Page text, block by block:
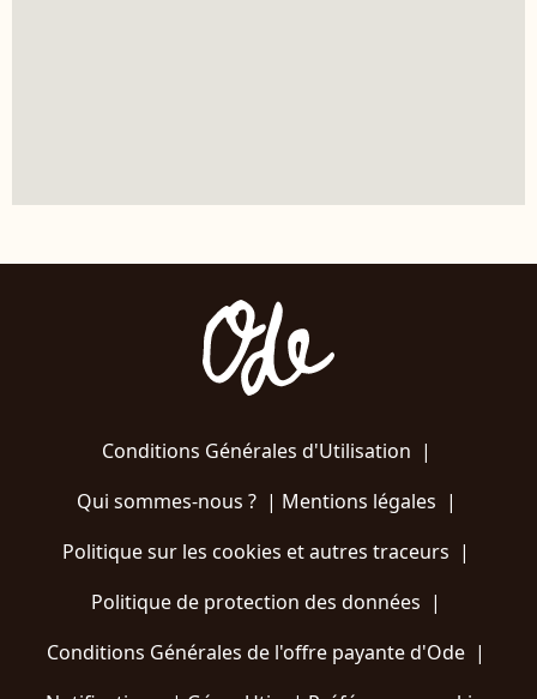
Conditions Générales d'Utilisation |
Qui sommes-nous ?| Mentions légales |
Politique sur les cookies et autres traceurs |
Politique de protection des données |
Conditions Générales de l'offre payante d'Ode |